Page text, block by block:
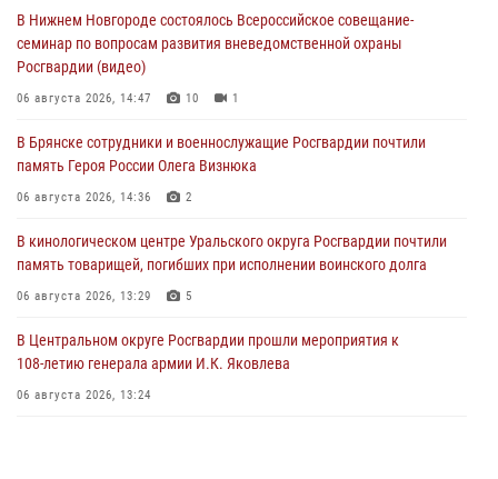
В Нижнем Новгороде состоялось Всероссийское совещание-
семинар по вопросам развития вневедомственной охраны
Росгвардии (видео)
06 августа 2026, 14:47 10 1
В Брянске сотрудники и военнослужащие Росгвардии почтили
память Героя России Олега Визнюка
06 августа 2026, 14:36 2
В кинологическом центре Уральского округа Росгвардии почтили
память товарищей, погибших при исполнении воинского долга
06 августа 2026, 13:29 5
В Центральном округе Росгвардии прошли мероприятия к
108‑летию генерала армии И.К. Яковлева
06 августа 2026, 13:24